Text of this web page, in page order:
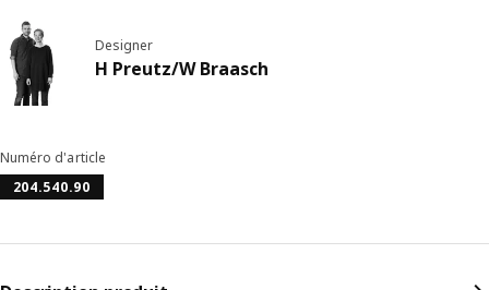
Designer
H Preutz/W Braasch
Numéro d'article
204.540.90